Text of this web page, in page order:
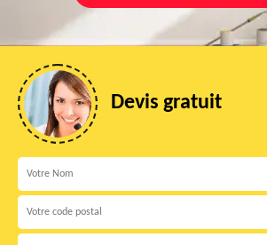
Devis gratuit